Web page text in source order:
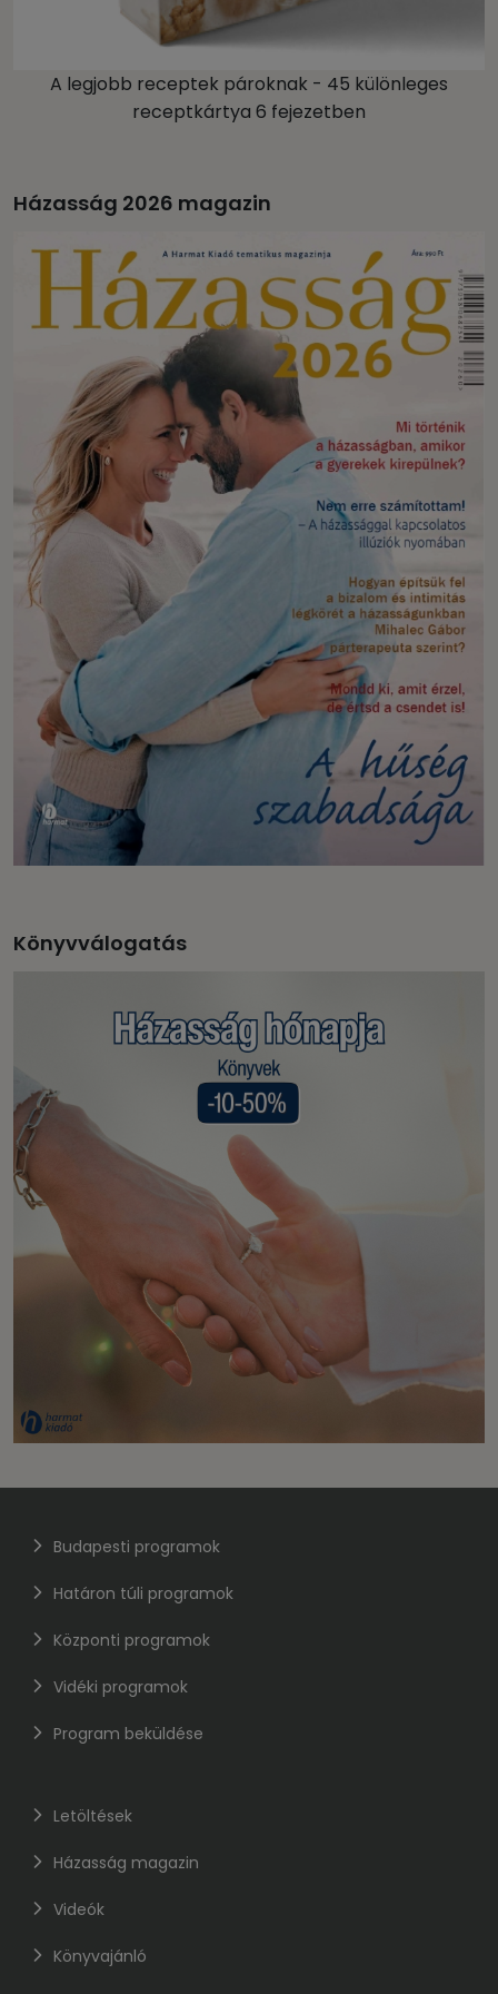
A legjobb receptek pároknak - 45 különleges
receptkártya 6 fejezetben
Házasság 2026 magazin
Könyvválogatás
Budapesti programok
Határon túli programok
Központi programok
Vidéki programok
Program beküldése
Letöltések
Házasság magazin
Videók
Könyvajánló